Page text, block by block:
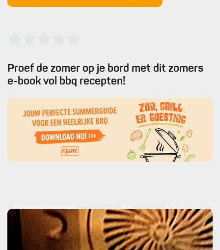
Proef de zomer op je bord met dit zomers
e-book vol bbq recepten!